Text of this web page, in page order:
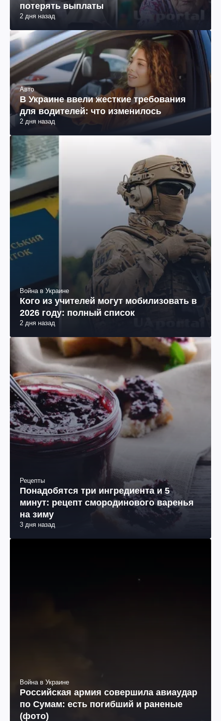
потерять выплаты
2 дня назад
Авто
В Украине ввели жесткие требования
для водителей: что изменилось
2 дня назад
Война в Украине
Кого из учителей могут мобилизовать в
2026 году: полный список
2 дня назад
Рецепты
Понадобятся три ингредиента и 5
минут: рецепт смородинового варенья
на зиму
3 дня назад
Война в Украине
Российская армия совершила авиаудар
по Сумам: есть погибший и раненые
(фото)